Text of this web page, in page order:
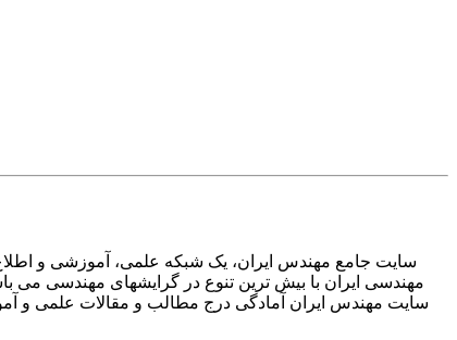
سایت جامع مهندس ایران، یک شبکه علمی، آموزشی و
مهندسی ایران با بیش ترین تنوع در گرایشهای مهندسی می
سایت مهندس ایران آمادگی درج مطالب و مقالات علمی و